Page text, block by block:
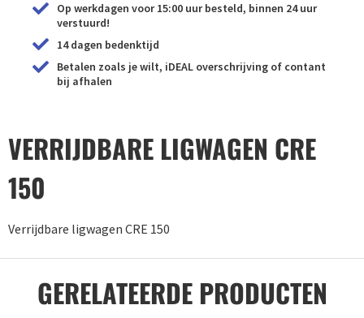
Op werkdagen voor 15:00 uur besteld, binnen 24 uur
verstuurd!
14 dagen bedenktijd
Betalen zoals je wilt, iDEAL overschrijving of contant
bij afhalen
VERRIJDBARE LIGWAGEN CRE
150
Verrijdbare ligwagen CRE 150
GERELATEERDE PRODUCTEN